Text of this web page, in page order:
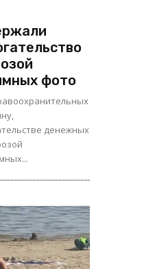
фото
денежных